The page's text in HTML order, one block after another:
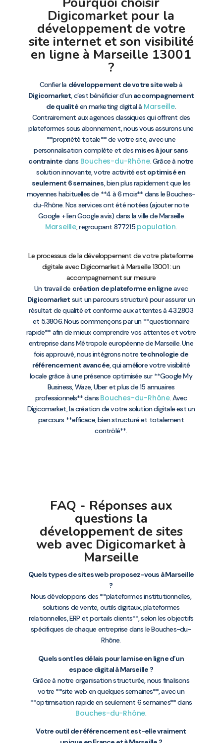
Digicomarket pour la
développement de votre
site internet et son visibilité
en ligne à Marseille 13001
?
Confier la développement de votre site webà
Digicomarket, c’est bénéficier d’unaccompagnement
de qualitéen marketing digital à Marseille.
Contrairement aux agences classiques qui offrent des
plateformes sous abonnement, nous vous assurons une
**propriété totale** de votre site, avec une
personnalisation complète et des mises à jour sans
contrainte dans Bouches-du-Rhône. Grâce à notre
solution innovante, votre activité est optimisé en
seulement 6 semaines, bien plus rapidement que les
moyennes habituelles de **4 à 6 mois** dans le Bouches-
du-Rhône. Nos services ont été notées (ajouter note
Google + lien Google avis) dans la ville de Marseille
Marseille, regroupant 877215 population.
Le processus de la développement de votre plateforme
digitale avec Digicomarket à Marseille 13001 : un
accompagnement sur mesure
Un travail de création de plateforme en ligneavec
Digicomarket suit un parcours structuré pour assurer un
résultat de qualité et conforme aux attentes à 43.2803
et 5.3806. Nous commençons par un **questionnaire
rapide** afin de mieux comprendre vos attentes et votre
entreprise dans Métropole européenne de Marseille. Une
fois approuvé, nous intégrons notre technologie de
référencement avancée, qui améliore votre visibilité
locale grâce à une présence optimisée sur **Google My
Business, Waze, Uber et plus de 15 annuaires
professionnels** dans Bouches-du-Rhône. Avec
Digicomarket, la création de votre solution digitale est un
parcours **efficace, bien structuré et totalement
contrôlé**.
FAQ - Réponses aux
questions la
développement de sites
web avec Digicomarket à
Marseille
Quels types de sites web proposez-vous à Marseille
?
Nous développons des **plateformes institutionnelles,
solutions de vente, outils digitaux, plateformes
relationnelles, ERP et portails clients**, selon les objectifs
spécifiques de chaque entreprise dans le Bouches-du-
Rhône.
Quels sont les délais pour la mise en ligne d’un
espace digital à Marseille ?
Grâce à notre organisation structurée, nous finalisons
votre **site web en quelques semaines**, avec un
**optimisation rapide en seulement 6 semaines** dans
Bouches-du-Rhône.
Votre outil de référencement est-elle vraiment